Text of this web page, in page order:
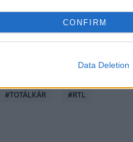
CONFIRM
Data Deletion
#TOTÁLKÁR #RTL